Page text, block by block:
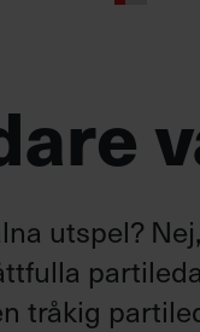
utspel?
tråkig